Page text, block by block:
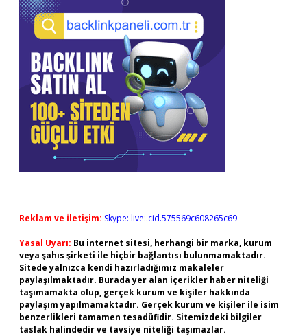
Reklam ve İletişim: Skype: live:.cid.575569c608265c69
Yasal Uyarı: Bu internet sitesi, herhangi bir marka, kurum
veya şahıs şirketi ile hiçbir bağlantısı bulunmamaktadır.
Sitede yalnızca kendi hazırladığımız makaleler
paylaşılmaktadır. Burada yer alan içerikler haber niteliği
taşımamakta olup, gerçek kurum ve kişiler hakkında
paylaşım yapılmamaktadır. Gerçek kurum ve kişiler ile isim
benzerlikleri tamamen tesadüfidir. Sitemizdeki bilgiler
taslak halindedir ve tavsiye niteliği taşımazlar.